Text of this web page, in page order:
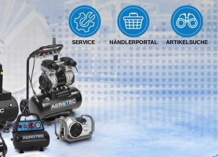
SERVICE HÄNDLERPORTAL ARTIKELSUCHE